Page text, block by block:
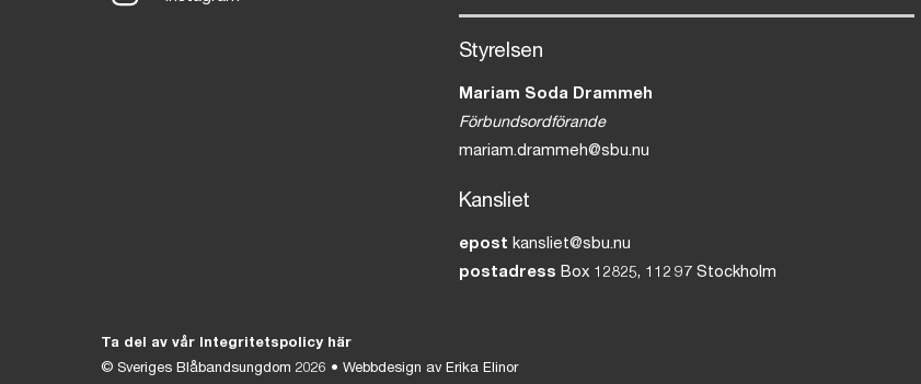
Styrelsen
Mariam Soda Drammeh
Förbundsordförande
mariam.drammeh@sbu.nu
Kansliet
epost kansliet@sbu.nu
postadress Box 12825, 112 97 Stockholm
Ta del av vår Integritetspolicy här
© Sveriges Blåbandsungdom 2026 • Webbdesign av Erika Elinor